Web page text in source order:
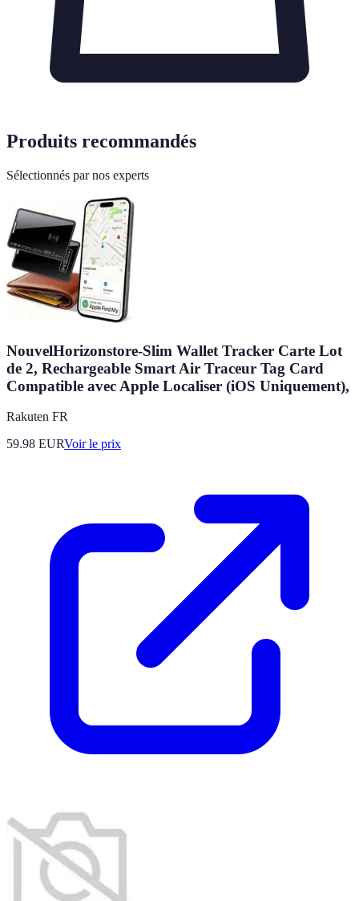
Produits recommandés
Sélectionnés par nos experts
NouvelHorizonstore-Slim Wallet Tracker Carte Lot
de 2, Rechargeable Smart Air Traceur Tag Card
Compatible avec Apple Localiser (iOS Uniquement),
Rakuten FR
59.98 EURVoir le prix